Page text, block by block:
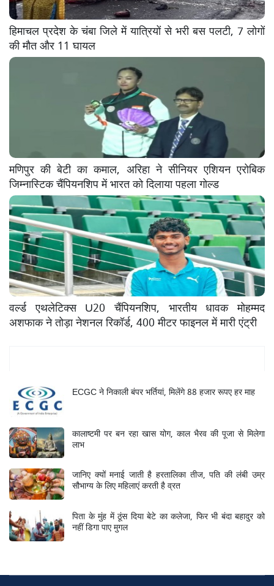
हिमाचल प्रदेश के चंबा जिले में यात्रियों से भरी बस पलटी, 7 लोगों
की मौत और 11 घायल
मणिपुर की बेटी का कमाल, अरिहा ने सीनियर एशियन एरोबिक
जिम्नास्टिक चैंपियनशिप में भारत को दिलाया पहला गोल्ड
वर्ल्ड एथलेटिक्स U20 चैंपियनशिप, भारतीय धावक मोहम्मद
अशफाक ने तोड़ा नेशनल रिकॉर्ड, 400 मीटर फाइनल में मारी एंट्री
ECGC ने निकाली बंपर भर्तियां, मिलेंगे 88 हजार रूपए हर माह
कालाष्टमी पर बन रहा खास योग, काल भैरव की पूजा से मिलेगा
लाभ
जानिए क्यों मनाई जाती है हरतालिका तीज, पति की लंबी उम्र
सौभाग्य के लिए महिलाएं करती है व्रत
पिता के मुंह में ठूंस दिया बेटे का कलेजा, फिर भी बंदा बहादुर को
नहीं डिगा पाए मुगल